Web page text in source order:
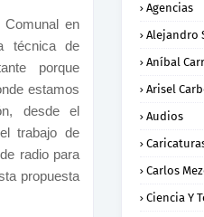
en
técnica de
porque
estamos
desde el
trabajo de
radio para
propuesta
Agencias
Alejandro
Aníbal
Arisel
Audios
Carlos
Ciencia Y